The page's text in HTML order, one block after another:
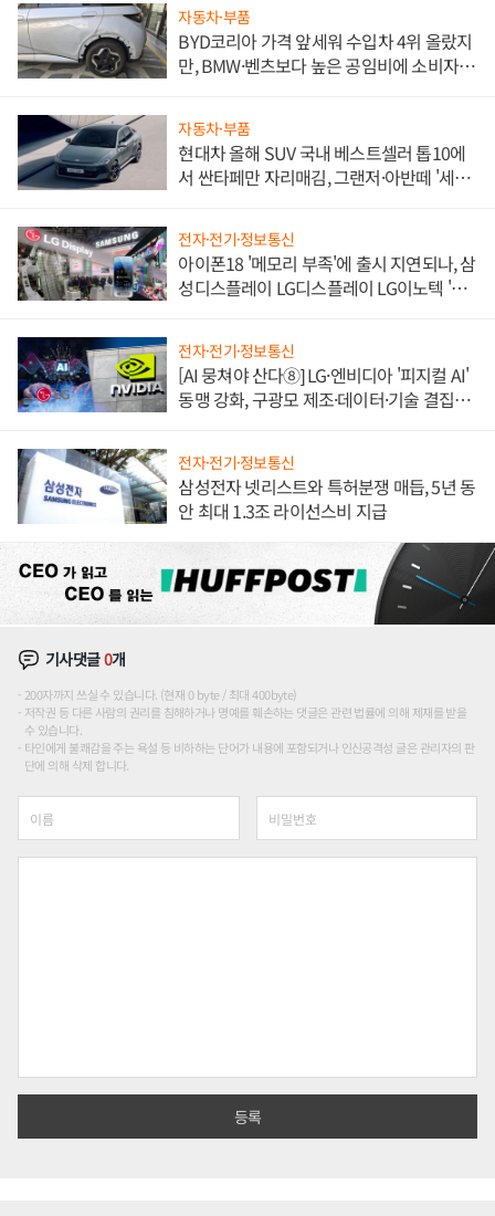
자동차·부품
BYD코리아 가격 앞세워 수입차 4위 올랐지
만, BMW·벤츠보다 높은 공임비에 소비자
자동차·부품
현대차 올해 SUV 국내 베스트셀러 톱10에
서 싼타페만 자리매김, 그랜저·아반떼 '세단
전자·전기·정보통신
아이폰18 '메모리 부족'에 출시 지연되나, 삼
성디스플레이 LG디스플레이 LG이노텍 '탈
전자·전기·정보통신
[AI 뭉쳐야 산다⑧] LG·엔비디아 '피지컬 AI'
동맹 강화, 구광모 제조·데이터·기술 결집
전자·전기·정보통신
삼성전자 넷리스트와 특허분쟁 매듭, 5년 동
안 최대 1.3조 라이선스비 지급
기사댓글0개
200자까지 쓰실 수 있습니다. (현재 0 byte / 최대 400byte)
저작권 등 다른 사람의 권리를 침해하거나 명예를 훼손하는 댓글은 관련 법률에 의해 제재를 받을
수 있습니다.
타인에게 불쾌감을 주는 욕설 등 비하하는 단어가 내용에 포함되거나 인신공격성 글은 관리자의 판
단에 의해 삭제 합니다.